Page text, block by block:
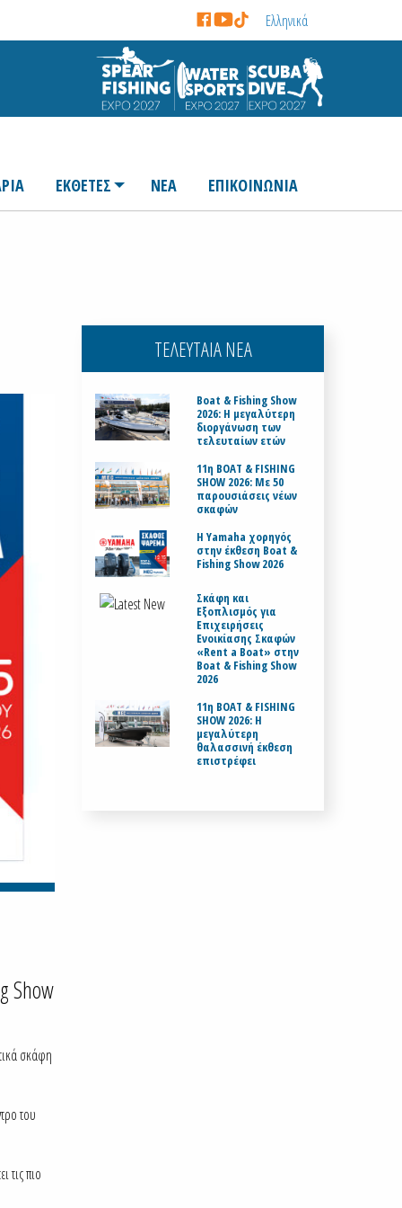
Ελληνικά
ΕΚΘΕΤΕΣ ΝΕΑ ΕΠΙΚΟΙΝΩΝΙΑ
Show
σκάφη
του
τις πιο
ΤΕΛΕΥΤΑΙΑ ΝΕΑ
Boat & Fishing Show
2026: Η μεγαλύτερη
διοργάνωση των
τελευταίων ετών
11η BOAT & FISHING
SHOW 2026: Με 50
παρουσιάσεις νέων
σκαφών
H Yamaha χορηγός
στην έκθεση Boat &
Fishing Show 2026
Σκάφη και
Εξοπλισμός για
Επιχειρήσεις
Ενοικίασης Σκαφών
«Rent a Boat» στην
Boat & Fishing Show
2026
11η BOAT & FISHING
SHOW 2026: Η
μεγαλύτερη
θαλασσινή έκθεση
επιστρέφει